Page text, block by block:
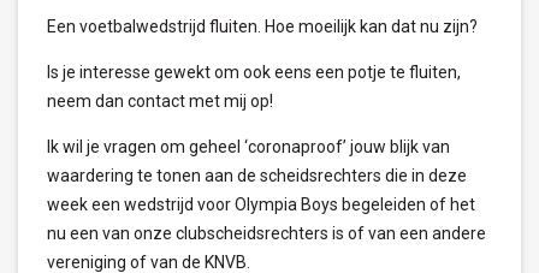
Een voetbalwedstrijd fluiten. Hoe moeilijk kan dat nu zijn?
Is je interesse gewekt om ook eens een potje te fluiten,
neem dan contact met mij op!
Ik wil je vragen om geheel ‘coronaproof’ jouw blijk van
waardering te tonen aan de scheidsrechters die in deze
week een wedstrijd voor Olympia Boys begeleiden of het
nu een van onze clubscheidsrechters is of van een andere
vereniging of van de KNVB.